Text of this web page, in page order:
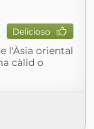
Delicioso
l'Àsia oriental
càlid o